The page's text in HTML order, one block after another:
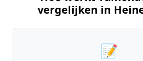
vergelijken in
📝